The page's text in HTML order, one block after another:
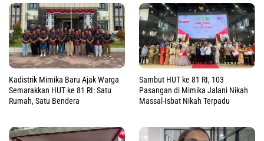
Kadistrik Mimika Baru Ajak Warga
Semarakkan HUT ke 81 RI: Satu
Rumah, Satu Bendera
Sambut HUT ke 81 RI, 103
Pasangan di Mimika Jalani Nikah
Massal-Isbat Nikah Terpadu